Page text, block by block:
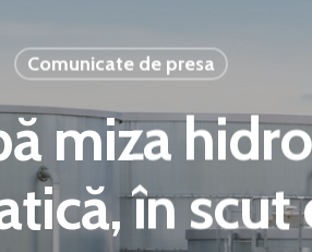
Comunicate de presa
miza
în scut